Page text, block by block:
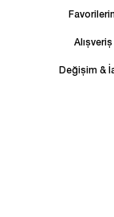
Alışveriş
Değişim &